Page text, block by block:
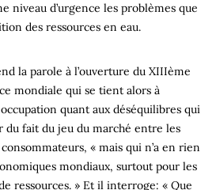
niveau d’urgence les problèmes que
des ressources en eau.
la parole à l’ouverture du XIIIème
mondiale qui se tient alors à
quant aux déséquilibres qui
du fait du jeu du marché entre les
« mais qui n’a en rien
mondiaux, surtout pour les
ressources. » Et il interroge: « Que